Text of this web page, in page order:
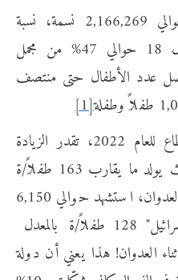
بلغ عدد سكان قطاع غزة حوالي 2,166,269 نسمة، نسبة
الأطفال/الطفلات تحت سن ال 18 حوالي 47% من مجمل
عدد الأطفال حتى منتصف
[1]
عند احتساب النمو السكاني للقطاع للعام 2022، تقدر الزيادة
السكانية ب 59,524 فرداً، حيث يولد ما يقارب 163 طفلاً/ة
يومياً. حتّى اليوم الخمسين من العدوان، استشهد حوالي 6,150
العدوان! هذا يعني أن دولة